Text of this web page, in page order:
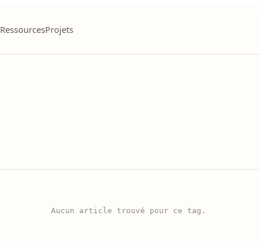
RessourcesProjets
Aucun article trouvé pour ce tag.